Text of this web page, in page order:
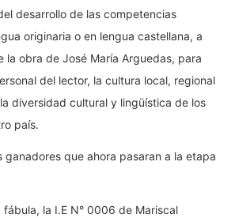
desarrollo de las competencias
originaria o en lengua castellana, a
la obra de José María Arguedas, para
del lector, la cultura local, regional
diversidad cultural y lingüística de los
país.
ganadores que ahora pasaran a la etapa
fábula, la I.E N° 0006 de Mariscal